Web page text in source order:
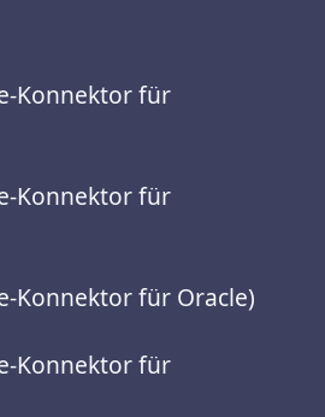
Konnektor für
Konnektor für
Konnektor für Oracle)
Konnektor für